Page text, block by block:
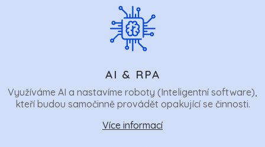
AI & RPA
Využíváme AI a nastavíme roboty (Inteligentní software),
kteří budou samočinně provádět opakující se činnosti.
Více informací